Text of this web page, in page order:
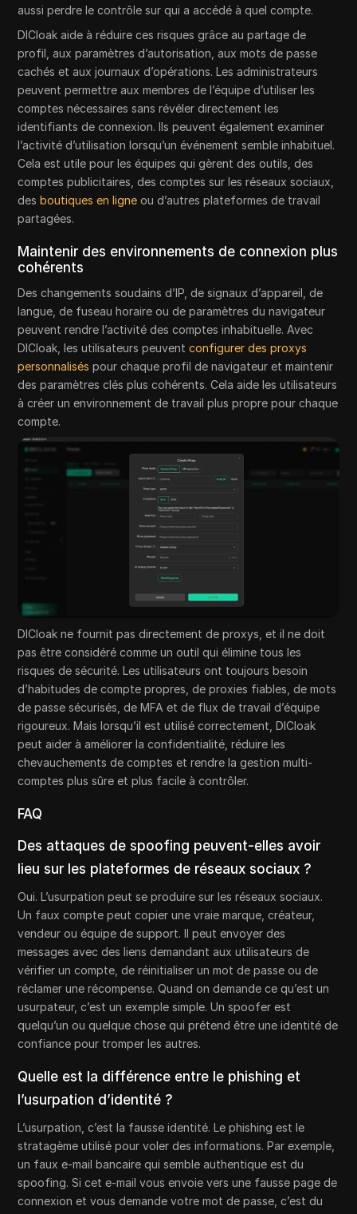
aussi perdre le contrôle sur qui a accédé à quel compte.
DICloak aide à réduire ces risques grâce au partage de
profil, aux paramètres d’autorisation, aux mots de passe
cachés et aux journaux d’opérations. Les administrateurs
peuvent permettre aux membres de l’équipe d’utiliser les
comptes nécessaires sans révéler directement les
identifiants de connexion. Ils peuvent également examiner
l’activité d’utilisation lorsqu’un événement semble inhabituel.
Cela est utile pour les équipes qui gèrent des outils, des
comptes publicitaires, des comptes sur les réseaux sociaux,
desboutiques en ligne ou d’autres plateformes de travail
partagées.
Maintenir des environnements de connexion plus
cohérents
Des changements soudains d’IP, de signaux d’appareil, de
langue, de fuseau horaire ou de paramètres du navigateur
peuvent rendre l’activité des comptes inhabituelle. Avec
DICloak, les utilisateurs peuventconfigurer des proxys
personnalisés pour chaque profil de navigateur et maintenir
des paramètres clés plus cohérents. Cela aide les utilisateurs
à créer un environnement de travail plus propre pour chaque
compte.
DICloak ne fournit pas directement de proxys, et il ne doit
pas être considéré comme un outil qui élimine tous les
risques de sécurité. Les utilisateurs ont toujours besoin
d’habitudes de compte propres, de proxies fiables, de mots
de passe sécurisés, de MFA et de flux de travail d’équipe
rigoureux. Mais lorsqu’il est utilisé correctement, DICloak
peut aider à améliorer la confidentialité, réduire les
chevauchements de comptes et rendre la gestion multi-
comptes plus sûre et plus facile à contrôler.
FAQ
Des attaques de spoofing peuvent-elles avoir
lieu sur les plateformes de réseaux sociaux ?
Oui. L’usurpation peut se produire sur les réseaux sociaux.
Un faux compte peut copier une vraie marque, créateur,
vendeur ou équipe de support. Il peut envoyer des
messages avec des liens demandant aux utilisateurs de
vérifier un compte, de réinitialiser un mot de passe ou de
réclamer une récompense. Quand on demande ce qu’est un
usurpateur, c’est un exemple simple. Un spoofer est
quelqu’un ou quelque chose qui prétend être une identité de
confiance pour tromper les autres.
Quelle est la différence entre le phishing et
l’usurpation d’identité ?
L’usurpation, c’est la fausse identité. Le phishing est le
stratagème utilisé pour voler des informations. Par exemple,
un faux e-mail bancaire qui semble authentique est du
spoofing. Si cet e-mail vous envoie vers une fausse page de
connexion et vous demande votre mot de passe, c’est du